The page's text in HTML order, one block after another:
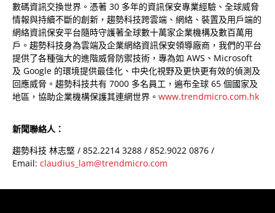
數碼資訊交換世界。憑著 30 多年的資訊保安專業經驗、全球威脅
情報與持續不斷的創新，趨勢科技跨雲端、網絡、裝置及用戶端的
網絡資訊保安平台隨時守護著全球數十萬家企業機構及數百萬用
戶。趨勢科技身為雲端及企業網絡資訊保安領導廠商，我們的平台
提供了各種強大的進階威脅防禦技術，專為如 AWS、Microsoft
及 Google 的環境提供最佳化、中央化視野及更快更有效的偵測及
回應威脅。趨勢科技共有 7000 多名員工，遍布全球 65 個國家及
地區，協助企業機構保護其連網世界。 www.trendmicro.com.hk
新聞聯絡人：
趨勢科技 林志堅 / 852.2214 3288 / 852.9022 0876 /
Email: claudius_lam@trendmicro.com